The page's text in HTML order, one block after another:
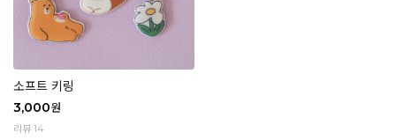
소프트 키링
3,000원
리뷰 14